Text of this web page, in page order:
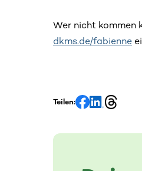
Wer nicht kommen
dkms.de/fabienne
Teilen: